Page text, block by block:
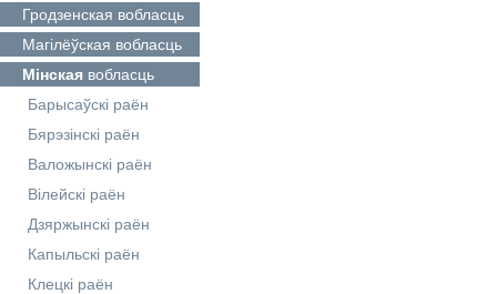
Гродзенская вобласць
Магілёўская вобласць
Мінская вобласць
Барысаўскі раён
Бярэзінскі раён
Валожынскі раён
Вілейскі раён
Дзяржынскі раён
Капыльскі раён
Клецкі раён